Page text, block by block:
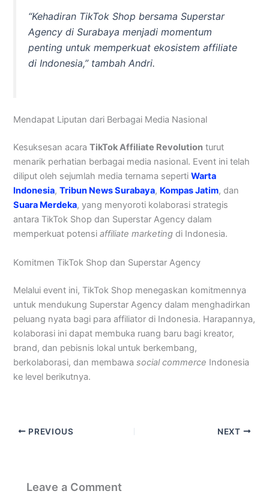
“Kehadiran TikTok Shop bersama Superstar
Agency di Surabaya menjadi momentum
penting untuk memperkuat ekosistem affiliate
di Indonesia,” tambah Andri.
Mendapat Liputan dari Berbagai Media Nasional
Kesuksesan acaraTikTok Affiliate Revolution turut
menarik perhatian berbagai media nasional. Event ini telah
diliput oleh sejumlah media ternama sepertiWarta
Indonesia,Tribun News Surabaya, Kompas Jatim, dan
Suara Merdeka, yang menyoroti kolaborasi strategis
antara TikTok Shop dan Superstar Agency dalam
memperkuat potensiaffiliate marketing di Indonesia.
Komitmen TikTok Shop dan Superstar Agency
Melalui event ini, TikTok Shop menegaskan komitmennya
untuk mendukung Superstar Agency dalam menghadirkan
peluang nyata bagi para affiliator di Indonesia. Harapannya,
kolaborasi ini dapat membuka ruang baru bagi kreator,
brand, dan pebisnis lokal untuk berkembang,
berkolaborasi, dan membawasocial commerce Indonesia
ke level berikutnya.
PREVIOUS NEXT
Leave a Comment